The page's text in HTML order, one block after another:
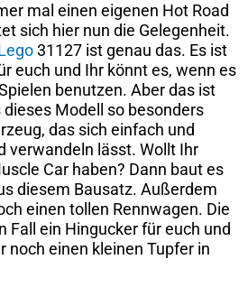
mal einen eigenen Hot Road
sich hier nun die Gelegenheit.
31127 ist genau das. Es ist
euch und Ihr könnt es, wenn es
benutzen. Aber das ist
Modell so besonders
das sich einfach und
verwandeln lässt. Wollt Ihr
Car haben? Dann baut es
diesem Bausatz. Außerdem
einen tollen Rennwagen. Die
Fall ein Hingucker für euch und
noch einen kleinen Tupfer in